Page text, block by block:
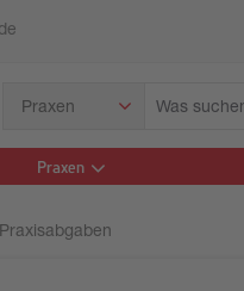
Praxen
suchen
Sie?
Praxen
Praxisabgaben